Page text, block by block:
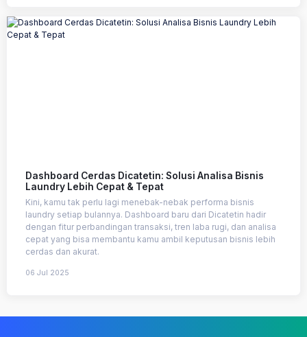
Dashboard Cerdas Dicatetin: Solusi Analisa Bisnis
Laundry Lebih Cepat & Tepat
Kini, kamu tak perlu lagi menebak-nebak performa bisnis
laundry setiap bulannya. Dashboard baru dari Dicatetin hadir
dengan fitur perbandingan transaksi, tren laba rugi, dan analisa
cepat yang bisa membantu kamu ambil keputusan bisnis lebih
cerdas dan akurat.
06 Jul 2025